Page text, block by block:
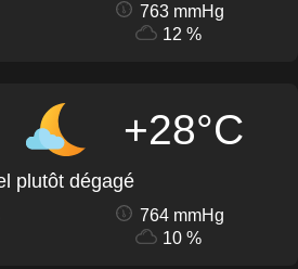
763 mmHg
12 %
+28°C
plutôt dégagé
764 mmHg
10 %